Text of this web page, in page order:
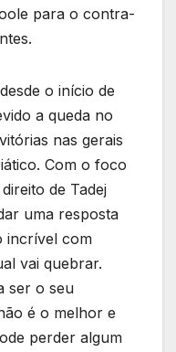
para o contra-
o início de
a queda no
nas gerais
Com o foco
de Tadej
uma resposta
incrível com
vai quebrar.
ser o seu
é o melhor e
perder algum